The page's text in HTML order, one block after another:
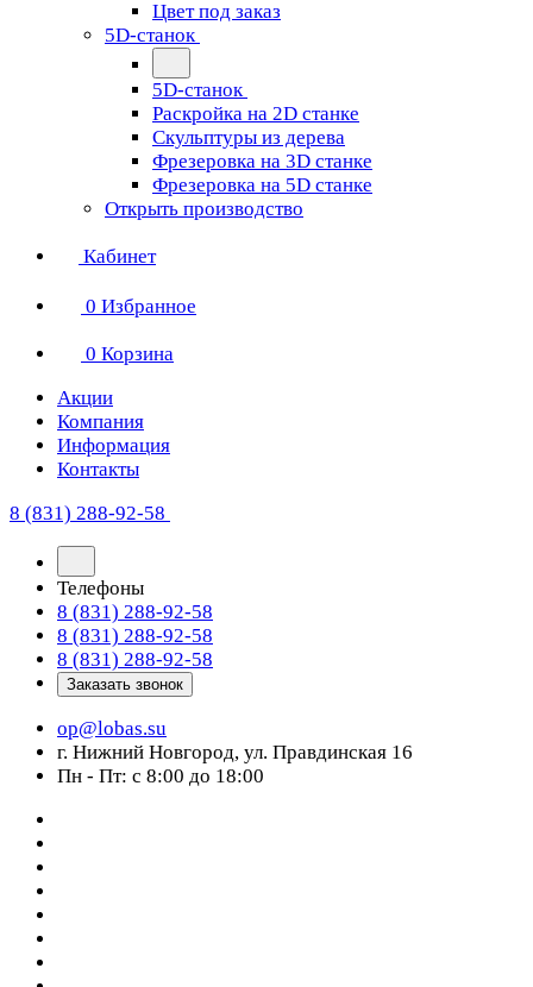
Цвет под заказ
5D-станок
5D-станок
Раскройка на 2D станке
Скульптуры из дерева
Фрезеровка на 3D станке
Фрезеровка на 5D станке
Открыть производство
Кабинет
0 Избранное
0 Корзина
Акции
Компания
Информация
Контакты
8 (831) 288-92-58
Телефоны
8 (831) 288-92-58
8 (831) 288-92-58
8 (831) 288-92-58
Заказать звонок
op@lobas.su
г. Нижний Новгород, ул. Правдинская 16
Пн - Пт: с 8:00 до 18:00